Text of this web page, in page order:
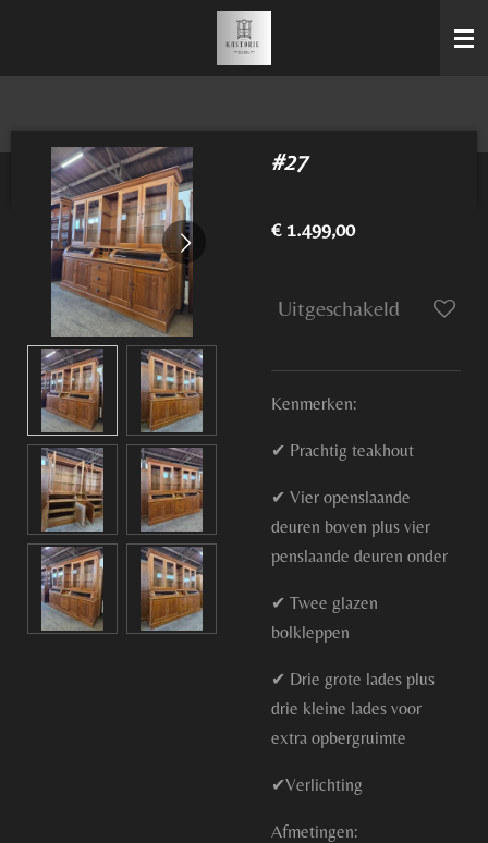
#27
€ 1.499,00
Uitgeschakeld
Kenmerken:
✔ Prachtig teakhout
✔ Vier openslaande
deuren boven plus vier
penslaande deuren onder
✔ Twee glazen
bolkleppen
✔ Drie grote lades plus
drie kleine lades voor
extra opbergruimte
✔Verlichting
Afmetingen: